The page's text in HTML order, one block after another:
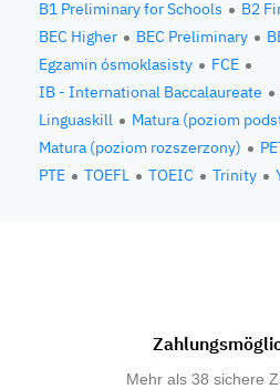
B1 Preliminary for Schools
B2
BEC Higher
BEC Preliminary
Egzamin ósmoklasisty
FCE
IB - International Baccalaureate
Linguaskill
Matura (poziom
Matura (poziom rozszerzony)
PTE
TOEFL TOEIC Trinity
Mehr als 38 sichere